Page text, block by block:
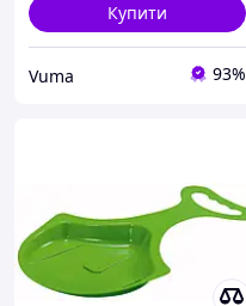
Купити
Vuma 93%